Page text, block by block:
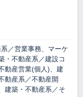
／営業事務、マーケ
・不動産系／建設コ
動産営業(個人)、建
動産系／不動産開
建築・不動産系／そ